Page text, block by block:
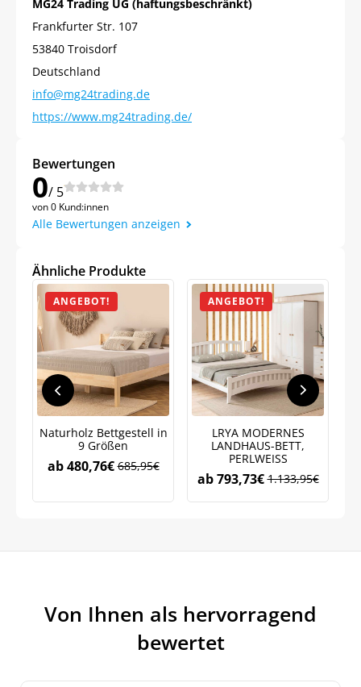
MG24 Trading UG (haftungsbeschränkt)
Frankfurter Str. 107
53840 Troisdorf
Deutschland
info@mg24trading.de
https://www.mg24trading.de/
Bewertungen
0/ 5
von 0 Kund:innen
Alle Bewertungen anzeigen
Ähnliche Produkte
ANGEBOT!
Naturholz Bettgestell in
9 Größen
ab 685,95€
480,76€
ANGEBOT!
LRYA MODERNES
LANDHAUS-BETT,
PERLWEISS
ab 1.133,95€
793,73€
Von Ihnen als hervorragend
bewertet
Jetzt
auf Ihre erste Bestellung sichern!
Meinen Code senden
Bleiben Sie auf dem Laufenden über
Neuigkeiten und Angebote.
Weitere Informationen darüber, wie wir Ihre Daten für
Marketingkommunikation verarbeiten. Lesen Sie unsere
Datenschutzrichtlinie.